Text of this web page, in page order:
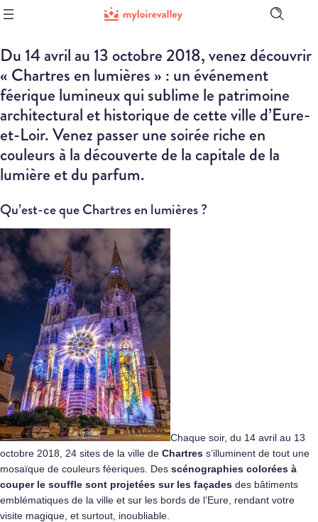
Ouvrir
de
Du 14 avril au 13 octobre 2018, venez découvrir
« Chartres en lumières » : un événement
féerique lumineux qui sublime le patrimoine
architectural et historique de cette ville d’Eure-
et-Loir. Venez passer une soirée riche en
couleurs à la découverte de la capitale de la
lumière et du parfum.
Qu’est-ce que Chartres en lumières ?
Chaque soir, du 14 avril au 13
octobre 2018, 24 sites de la ville de Chartres s’illuminent de tout une
mosaïque de couleurs féeriques. Des scénographies colorées à
couper le souffle sont projetées sur les façades des bâtiments
emblématiques de la ville et sur les bords de l’Eure, rendant votre
visite magique, et surtout, inoubliable.